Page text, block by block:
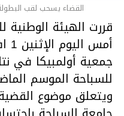
القضاء يسحب لقب
قررت الهيئة الوطنية
جمعية أولمبيكا في
للسباحة الموسم
ويتعلق موضوع